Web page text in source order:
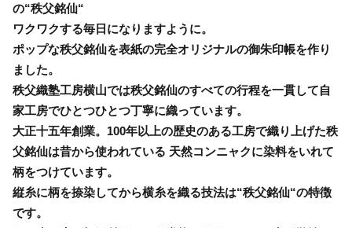
の“秩父銘仙“
ワクワクする毎日になりますように。
ポップな秩父銘仙を表紙の完全オリジナルの御朱印帳を作り
ました。
秩父織塾工房横山では秩父銘仙のすべての行程を一貫して自
家工房でひとつひとつ丁寧に織っています。
大正十五年創業。100年以上の歴史のある工房で織り上げた秩
父銘仙は昔から使われている 天然コンニャクに染料をいれて
柄をつけています。
縦糸に柄を捺染してから横糸を織る技法は“秩父銘仙“の特徴
です。